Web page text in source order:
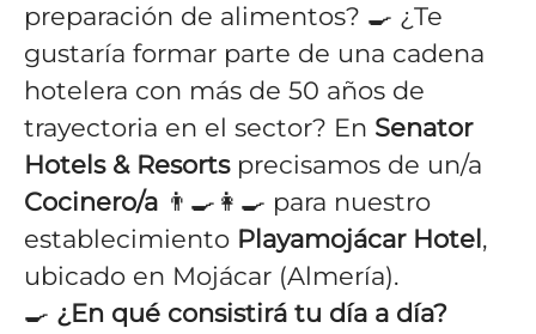
preparación de alimentos? 🍳 ¿Te
gustaría formar parte de una cadena
hotelera con más de 50 años de
trayectoria en el sector? En Senator
Hotels & Resortsprecisamos de un/a
Cocinero/a 👨‍🍳👩‍🍳 para nuestro
establecimiento Playamojácar Hotel,
ubicado en Mojácar (Almería).
🍳 ¿En qué consistirá tu día a día?